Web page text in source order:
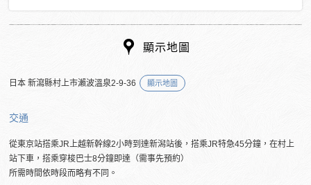
顯示地圖
日本 新瀉縣村上市瀨波溫泉2-9-36 顯示地圖
交通
從東京站搭乘JR上越新幹線2小時到達新潟站後，搭乘JR特急45分鐘，在村上
站下車，搭乘穿梭巴士8分鐘即達（需事先預約）
所需時間依時段而略有不同。